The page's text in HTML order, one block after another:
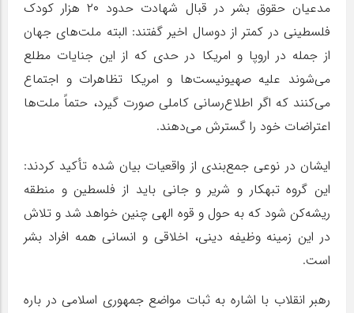
مدعیان حقوق بشر در قبال شهادت حدود ۲۰ هزار کودک
فلسطینی در کمتر از دوسال اخیر گفتند: البته ملت‌های جهان
از جمله در اروپا و امریکا در حدی که از این جنایات مطلع
می‌شوند علیه صهیونیست‌ها و امریکا تظاهرات و اجتماع
می‌کنند که اگر اطلاع‌رسانی کاملی صورت گیرد، حتماً ملت‌ها
اعتراضات خود را گسترش می‌دهند.
ایشان در نوعی جمع‌بندی از واقعیات بیان شده تأکید کردند:
این گروه تبهکار و شریر و جانی باید از فلسطین و منطقه
ریشه‌کن شود که به حول و قوه الهی چنین خواهد شد و تلاش
در این زمینه وظیفه دینی، اخلاقی و انسانی همه افراد بشر
است.
رهبر انقلاب با اشاره به ثبات مواضع جمهوری اسلامی در باره